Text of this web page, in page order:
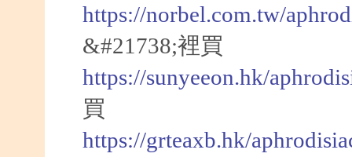
https://norbel.com.tw/
&#21738;裡買
https://sunyeeon.hk/
買
https://grteaxb.hk/